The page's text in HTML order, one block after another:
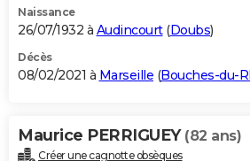
Naissance
26/07/1932 à Audincourt(Doubs)
Décès
08/02/2021 à Marseille (Bouches-du-
Maurice PERRIGUEY (82 ans)
Créer une cagnotte obsèques